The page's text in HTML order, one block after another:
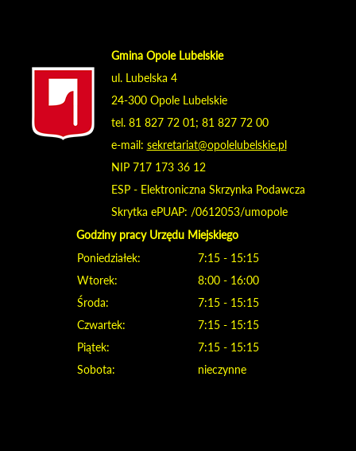
Gmina Opole Lubelskie
ul. Lubelska 4
24-300 Opole Lubelskie
tel. 81 827 72 01; 81 827 72 00
e-mail: sekretariat@opolelubelskie.pl
NIP 717 173 36 12
ESP - Elektroniczna Skrzynka Podawcza
Skrytka ePUAP: /0612053/umopole
Godziny pracy Urzędu Miejskiego
Poniedziałek:
Wtorek:
Środa:
Czwartek:
Piątek:
Sobota:
7:15 - 15:15
8:00 - 16:00
7:15 - 15:15
7:15 - 15:15
7:15 - 15:15
nieczynne